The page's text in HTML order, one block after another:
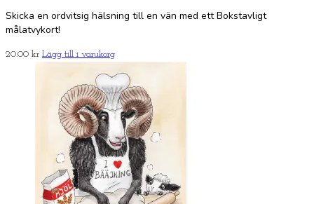
Skicka en ordvitsig hälsning till en vän med ett Bokstavligt
målatvykort!
20.00 kr Lägg till i varukorg